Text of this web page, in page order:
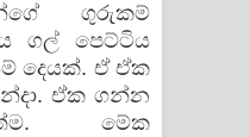
ගුරුකම්
ගල් පෙට්ටිය
දෙයක්. ඒ ඒක
ඒක ගන්න
මේක